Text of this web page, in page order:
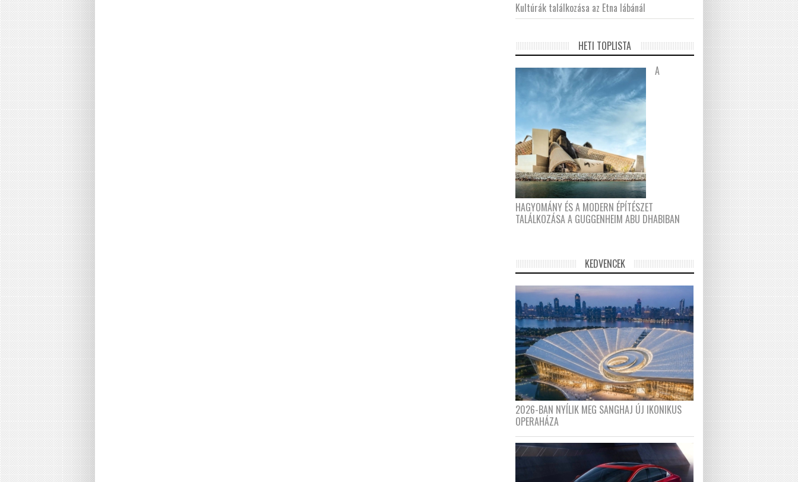
Kultúrák találkozása az Etna lábánál
HETI TOPLISTA
A
HAGYOMÁNY ÉS A MODERN ÉPÍTÉSZET
TALÁLKOZÁSA A GUGGENHEIM ABU DHABIBAN
KEDVENCEK
2026-BAN NYÍLIK MEG SANGHAJ ÚJ IKONIKUS
OPERAHÁZA